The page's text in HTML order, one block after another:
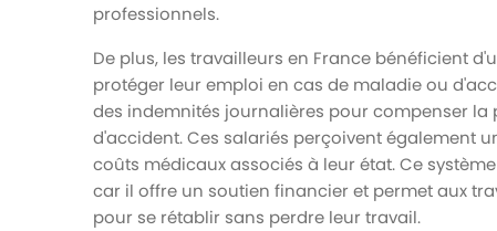
professionnels.
De plus, les travailleurs en France bénéficient
protéger leur emploi en cas de maladie ou
des indemnités journalières pour compenser
d'accident. Ces salariés perçoivent également
coûts médicaux associés à leur état. Ce
car il offre un soutien financier et permet aux
pour se rétablir sans perdre leur travail.